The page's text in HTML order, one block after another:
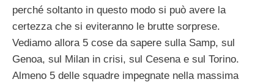
perché soltanto in questo modo si può avere la
certezza che si eviteranno le brutte sorprese.
Vediamo allora 5 cose da sapere sulla Samp, sul
Genoa, sul Milan in crisi, sul Cesena e sul Torino.
Almeno 5 delle squadre impegnate nella massima